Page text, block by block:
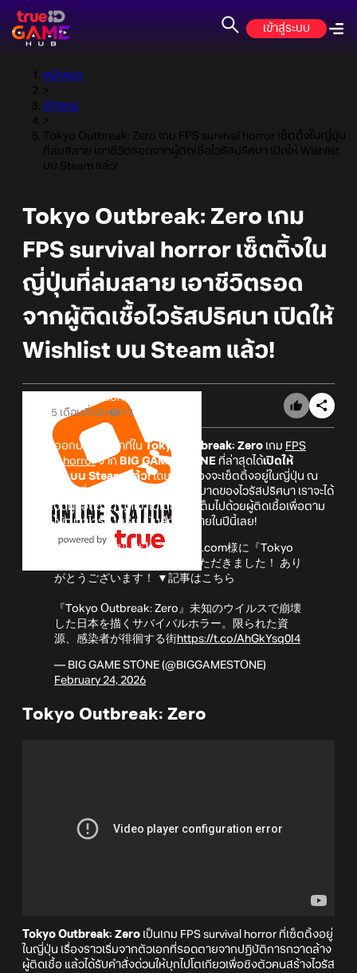
เข้าสู่ระบบ
หน้าแรก
>
ข่าวเกม
>
Tokyo Outbreak: Zero เกม FPS survival horror เซ็ตติ้งในญี่ปุ่น
ที่ล่มสลาย เอาชีวิตรอดจากผู้ติดเชื้อไวรัสปริศนา เปิดให้ Wishlist
บน Steam แล้ว!
Tokyo Outbreak: Zero เกม
FPS survival horror เซ็ตติ้งใน
ญี่ปุ่นที่ล่มสลาย เอาชีวิตรอด
จากผู้ติดเชื้อไวรัสปริศนา เปิดให้
Wishlist บน Steam แล้ว!
Online Station
5 เดือนที่แล้ว
13
เตรียมออกปฏิบัติหน้าที่ใน Tokyo Outbreak: Zero เกม FPS
survival horrorจาก BIG GAME STONE ที่ล่าสุดได้เปิดให้
Wishlist บน Steam แล้ว!โดยเนื้อเรื่องจะเซ็ตติ้งอยู่ในญี่ปุ่น ณ
กรุงโตเกียว ที่กำลังโกลาหลจากการระบาดของไวรัสปริศนา เราจะได้
รับบทเป็นผู้รอดชีวิต บุกเข้าไปในย่านที่เต็มไปด้วยผู้ติดเชื้อเพื่อตาม
หาตัวผู้พัฒนาไวรัส เตรียมมันส์กันได้ภายในปีนี้เลย!
【掲載のお知らせ】 ファミ通.com様に『Tokyo
Outbreak: Zero』をご紹介いただきました！ あり
がとうございます！ ▼記事はこちら
『Tokyo Outbreak: Zero』未知のウイルスで崩壊
した日本を描くサバイバルホラー。限られた資
源、感染者が徘徊する街https://t.co/AhGkYsq0I4
— BIG GAME STONE (@BIGGAMESTONE)
February 24, 2026
Tokyo Outbreak: Zero
Tokyo Outbreak: Zero เป็นเกม FPS survival horror ที่เซ็ตติ้งอยู่
ในญี่ปุ่น เรื่องราวเริ่มจากตัวเอกที่รอดตายจากปฏิบัติการกวาดล้าง
ผู้ติดเชื้อ แล้วได้รับคำสั่งด่วนให้บุกไปโตเกียวเพื่อชิงตัวคนสร้างไวรัส